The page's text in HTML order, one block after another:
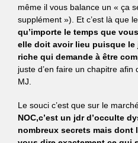
même il vous balance un « ça
supplément »). Et c’est là que
qu’importe le temps que
elle doit avoir lieu puisque le
riche qui demande à être
juste d’en faire un chapitre afin
MJ.
Le souci c’est que sur le
NOC,c’est un jdr d’occulte
nombreux secrets mais dont